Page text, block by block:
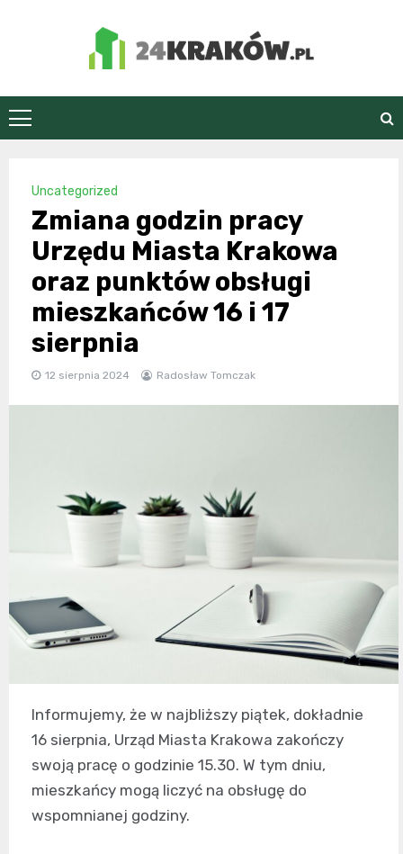
24Kraków.pl
Uncategorized
Zmiana godzin pracy
Urzędu Miasta Krakowa
oraz punktów obsługi
mieszkańców 16 i 17
sierpnia
12 sierpnia 2024 Radosław Tomczak
Informujemy, że w najbliższy piątek, dokładnie
16 sierpnia, Urząd Miasta Krakowa zakończy
swoją pracę o godzinie 15.30. W tym dniu,
mieszkańcy mogą liczyć na obsługę do
wspomnianej godziny.